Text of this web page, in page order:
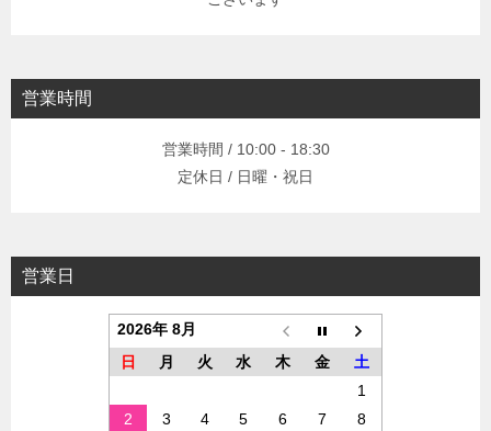
営業時間
営業時間 / 10:00 - 18:30
定休日 / 日曜・祝日
営業日
2026年 8月
日
月 火 水 木 金
土
1
2
3 4 5 6 7
8